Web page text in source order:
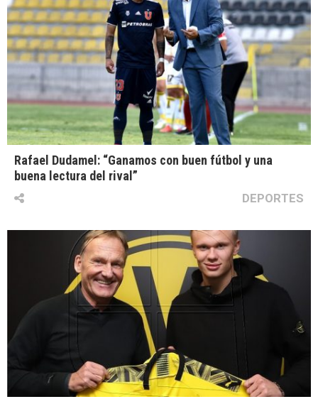
Rafael Dudamel: “Ganamos con buen fútbol y una
buena lectura del rival”
DEPORTES